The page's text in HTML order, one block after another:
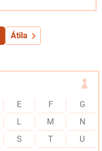
Átila
E F
G
L M
N
S T
U